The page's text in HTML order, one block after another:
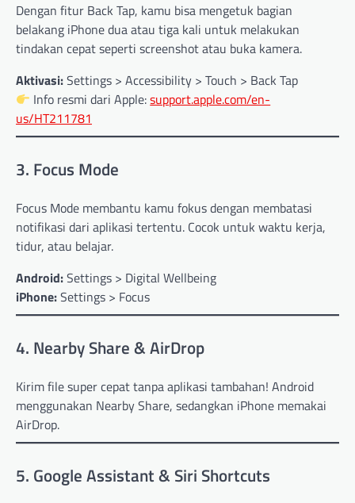
Dengan fitur Back Tap, kamu bisa mengetuk bagian
belakang iPhone dua atau tiga kali untuk melakukan
tindakan cepat seperti screenshot atau buka kamera.
Aktivasi:Settings > Accessibility > Touch > Back Tap
Info resmi dari Apple:support.apple.com/en-
us/HT211781
3. Focus Mode
Focus Mode membantu kamu fokus dengan membatasi
notifikasi dari aplikasi tertentu. Cocok untuk waktu kerja,
tidur, atau belajar.
Android:Settings > Digital Wellbeing
iPhone:Settings > Focus
4. Nearby Share & AirDrop
Kirim file super cepat tanpa aplikasi tambahan! Android
menggunakan Nearby Share, sedangkan iPhone memakai
AirDrop.
5. Google Assistant & Siri Shortcuts